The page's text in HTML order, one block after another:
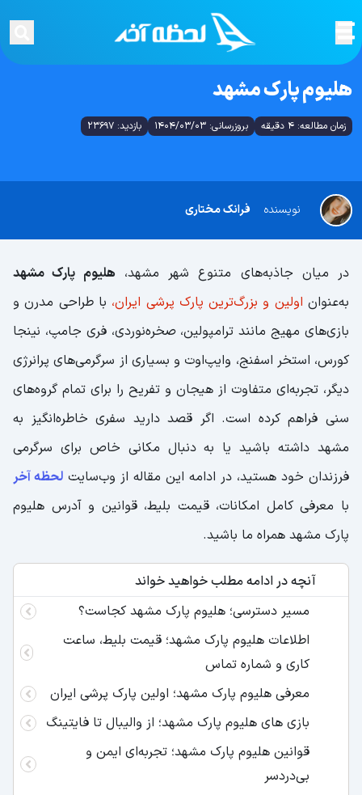
هلیوم پارک مشهد
زمان مطالعه: 4 دقیقه بروزرسانی: 1404/03/03 بازدید: 23697
فرانک مختاری نویسنده
در میان جاذبه‌های متنوع شهر مشهد، هلیوم پارک مشهد
به‌عنوان اولین و بزرگ‌ترین پارک پرشی ایران، با طراحی مدرن و
بازی‌های مهیج مانند ترامپولین، صخره‌نوردی، فری جامپ، نینجا
کورس، استخر اسفنج، وایپ‌اوت و بسیاری از سرگرمی‌های پرانرژی
دیگر، تجربه‌ای متفاوت از هیجان و تفریح را برای تمام گروه‌های
سنی فراهم کرده است. اگر قصد دارید سفری خاطره‌انگیز به
مشهد داشته باشید یا به دنبال مکانی خاص برای سرگرمی
فرزندان خود هستید، در ادامه این مقاله از وب‌سایت لحظه آخر
با معرفی کامل امکانات، قیمت بلیط، قوانین و آدرس هلیوم
پارک مشهد همراه ما باشید.
آنچه در ادامه مطلب خواهید خواند
مسیر دسترسی؛ هلیوم پارک مشهد کجاست؟
اطلاعات هلیوم پارک مشهد؛ قیمت بلیط، ساعت
کاری و شماره‌ تماس
معرفی هلیوم پارک مشهد؛ اولین پارک پرشی ایران
بازی‌ های هلیوم پارک مشهد؛ از والیبال تا فایتینگ
قوانین هلیوم پارک مشهد؛ تجربه‌ای ایمن و
بی‌دردسر